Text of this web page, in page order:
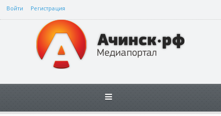
Войти Регистрация